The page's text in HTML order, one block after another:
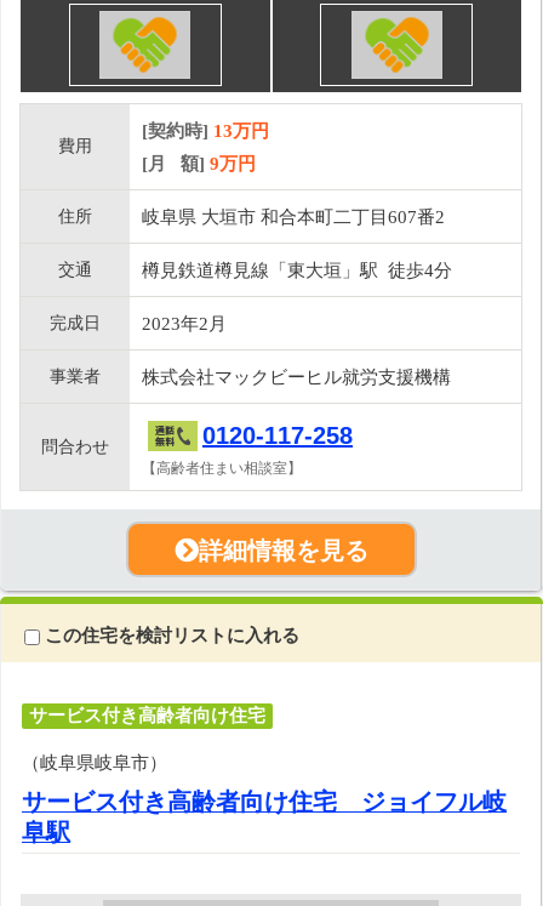
費用
[契約時] 13万円
[月 額] 9万円
住所 岐阜県 大垣市 和合本町二丁目607番2
交通 樽見鉄道樽見線「東大垣」駅 徒歩4分
完成日 2023年2月
事業者 株式会社マックビーヒル就労支援機構
問合わせ 0120-117-258
【高齢者住まい相談室】
詳細情報を見る
この住宅を検討リストに入れる
サービス付き高齢者向け住宅
（岐阜県岐阜市）
サービス付き高齢者向け住宅 ジョイフル岐
阜駅